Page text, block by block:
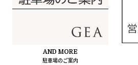
AND MORE
駐車場のご案内